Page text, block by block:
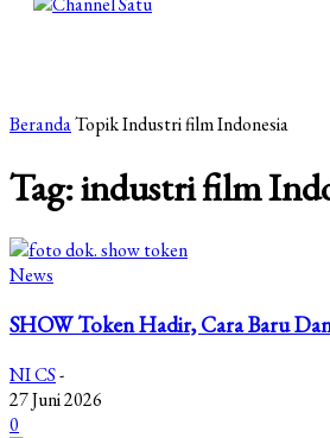
BerandaTopikIndustri film Indonesia
Tag: industri film
News
SHOW Token Hadir, Cara Baru
NI CS-
27 Juni 2026
0